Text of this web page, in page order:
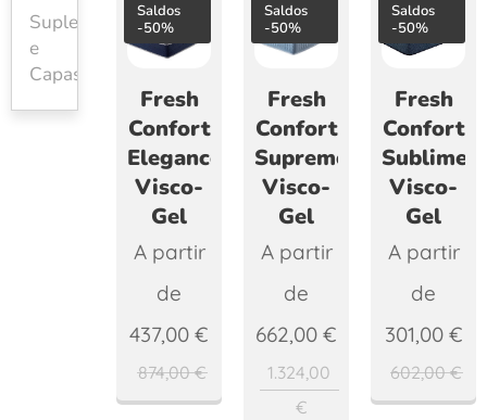
Suplementos
e
Capas
Fresh
Confort
Elegance
Visco-
Gel
Saldos
-50%
A partir
de
437,00 €
874,00€
Fresh
Confort
Supremo
Visco-
Gel
Saldos
-50%
A partir
de
662,00 €
1.324,00
€
Fresh
Confort
Sublime
Visco-
Gel
Saldos
-50%
A partir
de
301,00€
602,00€